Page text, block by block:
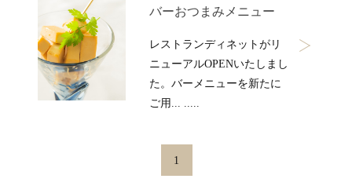
バーおつまみメニュー
レストランディネットがリ
ニューアルOPENいたしまし
た。バーメニューを新たに
ご用... .....
1